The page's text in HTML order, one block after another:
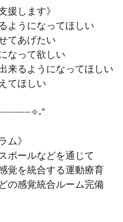
援します》
ようになってほしい
てあげたい
なって欲しい
来るようになってほしい
てほしい
ム》
ボールなどを通じて
覚を統合する運動療育
の感覚統合ルーム完備